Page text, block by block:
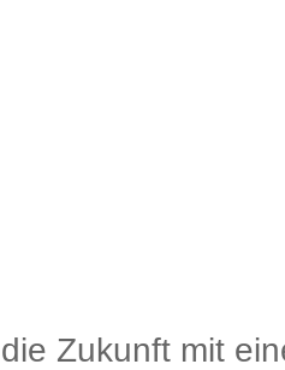
Zukunft mit